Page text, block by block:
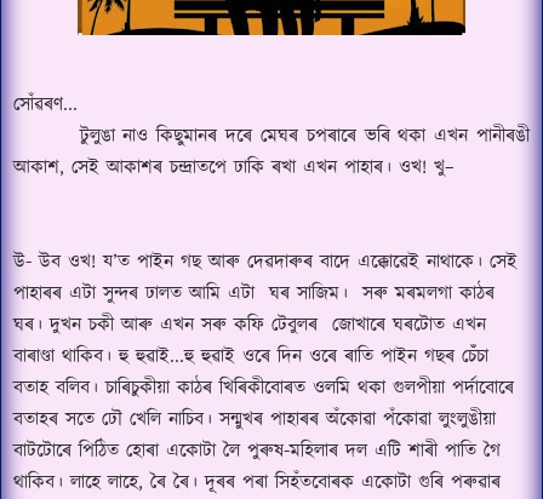
সোঁৱৰণ...
টুলুঙা নাও কিছুমানৰ দৰে মেঘৰ চপৰাৰে ভৰি থকা এখন পানীৰঙী
আকাশ, সেই আকাশৰ চন্দ্রাতপে ঢাকি ৰখা এখন পাহাৰ। ওখ! খু–
উ-উব ওখ!য’ত পাইন গছ আৰু দেৱদাৰুৰ বাদে এক্কোৱেই নাথাকে। সেই
পাহাৰৰ এটা সুন্দৰ ঢালত আমি এটা ঘৰ সাজিম। সৰু মৰমলগা কাঠৰ
ঘৰ। দুখন চকী আৰু এখন সৰু কফি টেবুলৰ জোখাৰে ঘৰটোত এখন
বাৰাণ্ডা থাকিব। হু হুৱাই...হু হুৱাই ওৰে দিন ওৰে ৰাতি পাইন গছৰ চেঁঁচা
বতাহ বলিব। চাৰিচুকীয়া কাঠৰ খিৰিকীবোৰত ওলমি থকা গুলপীয়া পর্দাবোৰে
বতাহৰ সতে ঢৌ খেলি নাচিব। সন্মুখৰ পাহাৰৰ অঁকোৱা পঁকোৱা লুংলুঙীয়া
বাটটোৰে পিঠিত হোৰা একোটা লৈ পুৰুষ-মহিলাৰ দল এটি শাৰী পাতি গৈ
থাকিব। লাহে লাহে,ৰৈ ৰৈ। দূৰৰ পৰা সিহঁতবোৰক একোটা গুৰি পৰুৱাৰ